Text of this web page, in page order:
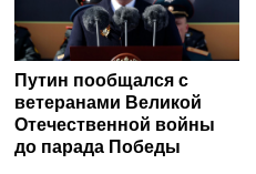
Путин пообщался с
ветеранами Великой
Отечественной войны
до парада Победы